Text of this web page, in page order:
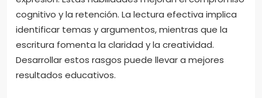
cognitivo y la retención. La lectura efectiva implica
identificar temas y argumentos, mientras que la
escritura fomenta la claridad y la creatividad.
Desarrollar estos rasgos puede llevar a mejores
resultados educativos.